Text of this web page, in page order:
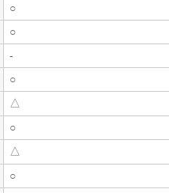
○
○
-
○
△
○
△
○